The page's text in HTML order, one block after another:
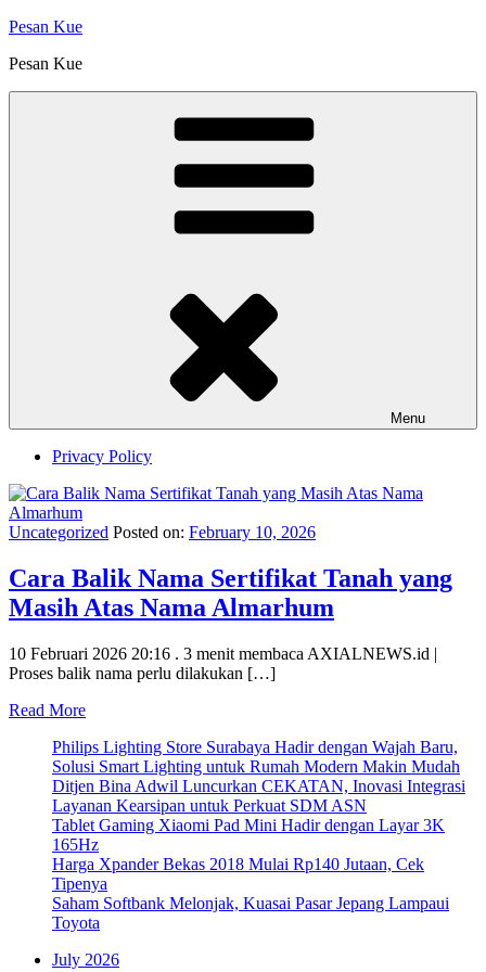
Skip
content
Pesan Kue
Pesan Kue
Menu
Privacy Policy
Uncategorized Posted on: February 10, 2026
Cara Balik Nama Sertifikat Tanah yang
Masih Atas Nama Almarhum
10 Februari 2026 20:16 . 3 menit membaca AXIALNEWS.id |
Proses balik nama perlu dilakukan […]
Read More
Philips Lighting Store Surabaya Hadir dengan Wajah Baru,
Solusi Smart Lighting untuk Rumah Modern Makin Mudah
Ditjen Bina Adwil Luncurkan CEKATAN, Inovasi Integrasi
Layanan Kearsipan untuk Perkuat SDM ASN
Tablet Gaming Xiaomi Pad Mini Hadir dengan Layar 3K
165Hz
Harga Xpander Bekas 2018 Mulai Rp140 Jutaan, Cek
Tipenya
Saham Softbank Melonjak, Kuasai Pasar Jepang Lampaui
Toyota
July 2026